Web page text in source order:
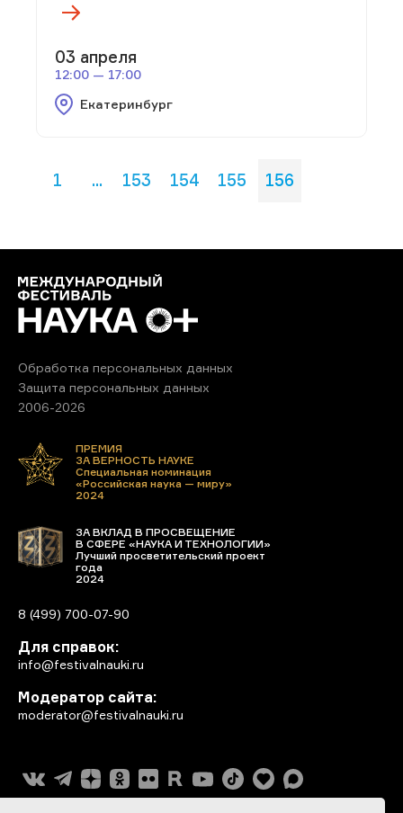
03 апреля
12:00 — 17:00
Екатеринбург
1 ... 153 154 155 156
Обработка персональных данных
Защита персональных данных
2006-2026
ПРЕМИЯ
ЗА ВЕРНОСТЬ НАУКЕ
Специальная номинация
«Российская наука — миру»
2024
ЗА ВКЛАД В ПРОСВЕЩЕНИЕ
В СФЕРЕ «НАУКА И ТЕХНОЛОГИИ»
Лучший просветительский проект
года
2024
8 (499) 700-07-90
Для справок:
info@festivalnauki.ru
Модератор сайта:
moderator@festivalnauki.ru